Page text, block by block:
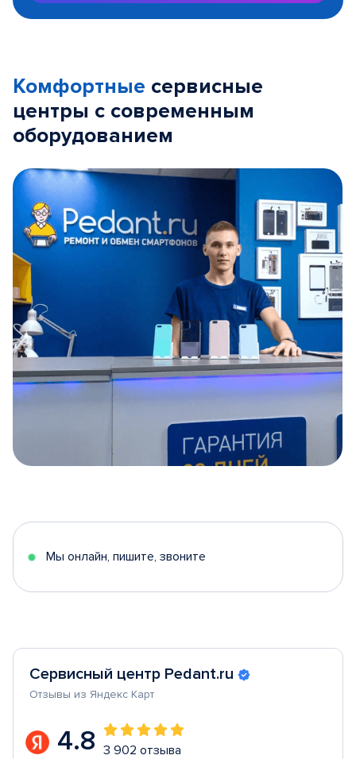
Комфортные сервисные
центры с современным
оборудованием
5
Мы онлайн, пишите, звоните
Сервисный центр Pedant.ru
Отзывы из Яндекс Карт
4.8 3 902 отзыва